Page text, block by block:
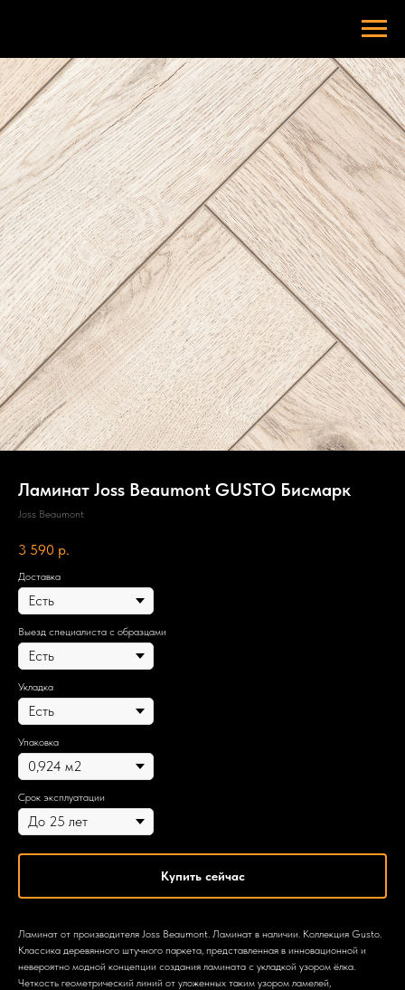
Ламинат Joss Beaumont GUSTO Бисмарк
Joss Beaumont
3 590 р.
Доставка
Выезд специалиста с образцами
Укладка
Упаковка
Срок эксплуатации
Купить сейчас
Ламинат от производителя Joss Beaumont. Ламинат в наличии. Коллекция Gusto.
Классика деревянного штучного паркета, представленная в инновационной и
невероятно модной концепции создания ламината с укладкой узором ёлка.
Четкость геометрический линий от уложенных таким узором ламелей,